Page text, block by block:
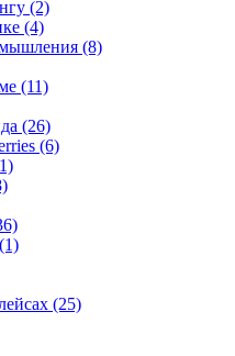
(2)
(4)
(8)
(11)
(26)
(6)
(25)